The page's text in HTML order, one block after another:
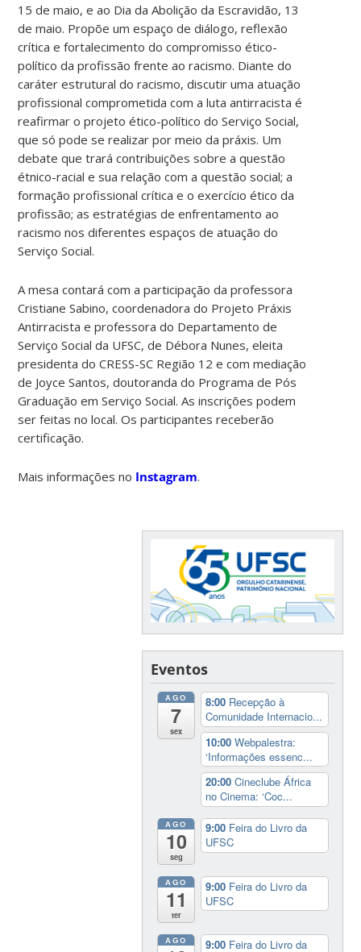
15 de maio, e ao Dia da Abolição da Escravidão, 13
de maio. Propõe um espaço de diálogo, reflexão
crítica e fortalecimento do compromisso ético-
político da profissão frente ao racismo. Diante do
caráter estrutural do racismo, discutir uma atuação
profissional comprometida com a luta antirracista é
reafirmar o projeto ético-político do Serviço Social,
que só pode se realizar por meio da práxis. Um
debate que trará contribuições sobre a questão
étnico-racial e sua relação com a questão social; a
formação profissional crítica e o exercício ético da
profissão; as estratégias de enfrentamento ao
racismo nos diferentes espaços de atuação do
Serviço Social.
A mesa contará com a participação da professora
Cristiane Sabino, coordenadora do Projeto Práxis
Antirracista e professora do Departamento de
Serviço Social da UFSC, de Débora Nunes, eleita
presidenta do CRESS-SC Região 12 e com mediação
de Joyce Santos, doutoranda do Programa de Pós
Graduação em Serviço Social. As inscrições podem
ser feitas no local. Os participantes receberão
certificação.
Mais informações no Instagram.
Eventos
AGO
7
sex
8:00 Recepção à
Comunidade Internacio...
10:00Webpalestra:
‘Informações essenc...
20:00Cineclube África
no Cinema: ‘Coc...
AGO
10
seg
9:00 Feira do Livro da
UFSC
AGO
11
ter
9:00 Feira do Livro da
UFSC
AGO 9:00 Feira do Livro da